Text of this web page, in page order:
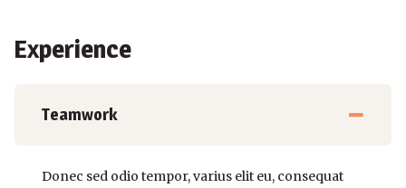
Experience
Teamwork
Donec sed odio tempor, varius elit eu, consequat